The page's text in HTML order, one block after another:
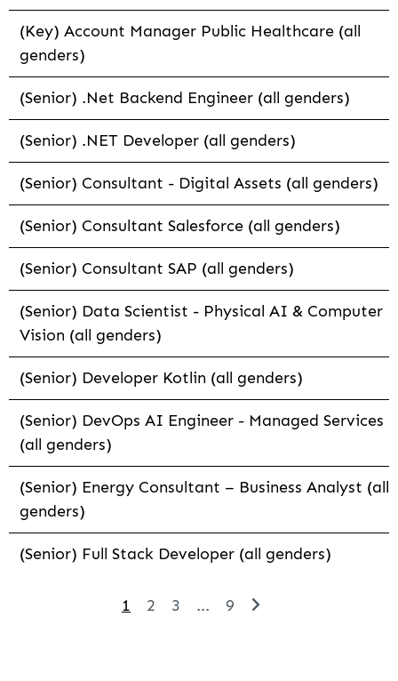
(Key) Account Manager Public Healthcare (all
genders)
(Senior) .Net Backend Engineer (all genders)
(Senior) .NET Developer (all genders)
(Senior) Consultant - Digital Assets (all genders)
(Senior) Consultant Salesforce (all genders)
(Senior) Consultant SAP (all genders)
(Senior) Data Scientist - Physical AI & Computer
Vision (all genders)
(Senior) Developer Kotlin (all genders)
(Senior) DevOps AI Engineer - Managed Services
(all genders)
(Senior) Energy Consultant – Business Analyst (all
genders)
(Senior) Full Stack Developer (all genders)
1 2 3 ... 9